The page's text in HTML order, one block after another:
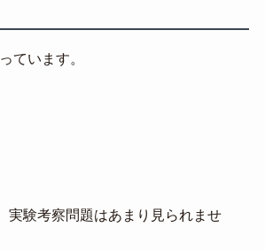
ています。
実験考察問題はあまり見られませ